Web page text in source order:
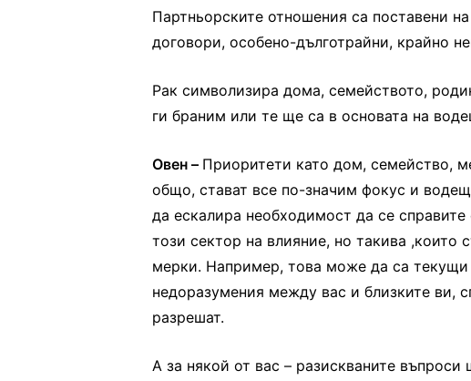
Партньорските отношения са поставени
договори, особено-дълготрайни, крайно
Рак символизира дома, семейството,
ги браним или те ще са в основата на
Овен – Приоритети като дом, семейство,
общо, стават все по-значим фокус и
да ескалира необходимост да се
този сектор на влияние, но такива ,които
мерки. Например, това може да са
недоразумения между вас и близките ви,
разрешат.
А за някой от вас – разискваните